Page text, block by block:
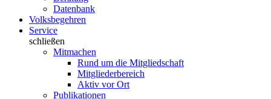
Datenbank
Volksbegehren
Service
schließen
Mitmachen
Rund um die Mitgliedschaft
Mitgliederbereich
Aktiv vor Ort
Publikationen